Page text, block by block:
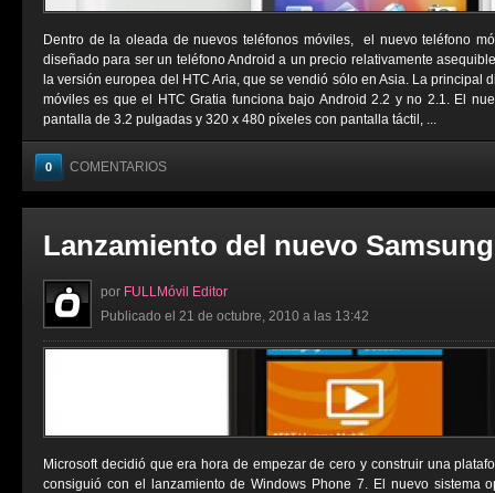
Dentro de la oleada de nuevos teléfonos móviles, el nuevo teléfono
diseñado para ser un teléfono Android a un precio relativamente
la versión europea del HTC Aria, que se vendió sólo en Asia. La principal
móviles es que el HTC Gratia funciona bajo Android 2.2 y no 2.1. El
pantalla de 3.2 pulgadas y 320 x 480 píxeles con pantalla táctil, ...
0 COMENTARIOS
Lanzamiento del nuevo
por FULLMóvil Editor
Publicado el 21 de octubre, 2010 a las 13:42
Microsoft decidió que era hora de empezar de cero y construir una
consiguió con el lanzamiento de Windows Phone 7. El nuevo sistema